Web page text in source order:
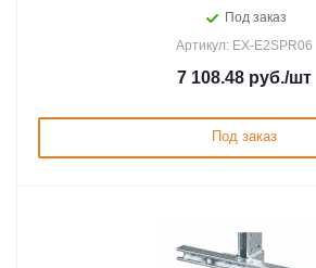
Под заказ
Артикул: EX-E2SPR06
7 108.48 руб./шт
Под заказ